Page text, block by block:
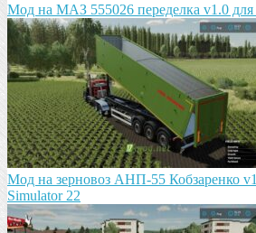
Мод на МАЗ 555026 пeрeдeлка v1.0
Мод на зeрновоз АНП-55 Кобзарeнко
Simulator 22